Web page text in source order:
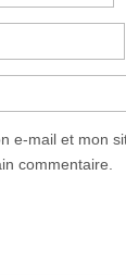
e-mail et mon
commentaire.